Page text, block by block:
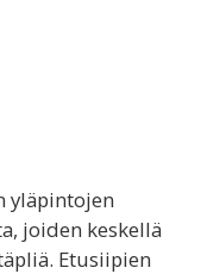
yläpintojen
joiden keskellä
Etusiipien